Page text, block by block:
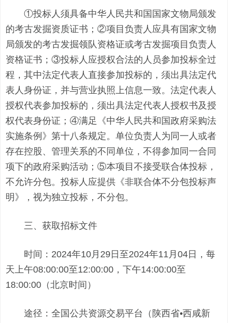
①投标人须具备中华人民共和国国家文物局颁发
的考古发掘资质证书；②项目负责人应具有国家文物
局颁发的考古发掘领队资格证或考古发掘项目负责人
资格证书；③投标人应授权合法的人员参加投标全过
程，其中法定代表人直接参加投标的，须出具法定代
表人身份证，并与营业执照上信息一致。法定代表人
授权代表参加投标的，须出具法定代表人授权书及授
权代表身份证；④满足《中华人民共和国政府采购法
实施条例》第十八条规定。单位负责人为同一人或者
存在控股、管理关系的不同单位，不得参加同一合同
项下的政府采购活动；⑤本项目不接受联合体投标，
不允许分包。投标人应提供《非联合体不分包投标声
明》，视为独立投标，不分包。
三、获取招标文件
时间：2024年10月29日至2024年11月04日，每
天上午08:00:00至12:00:00，下午14:00:00至
18:00:00（北京时间）
途径：全国公共资源交易平台（陕西省•西咸新